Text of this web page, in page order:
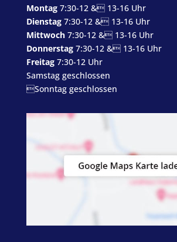
Montag7:30-12 & 13-16 Uhr
Dienstag7:30-12 & 13-16 Uhr
Mittwoch7:30-12 & 13-16 Uhr
Donnerstag7:30-12 & 13-16 Uhr
Freitag7:30-12 Uhr
Samstag geschlossen
Sonntag geschlossen